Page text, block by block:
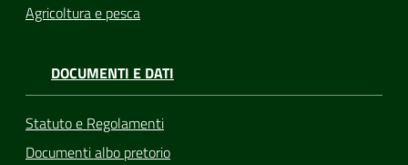
Agricoltura e pesca
DOCUMENTI E DATI
Statuto e Regolamenti
Documenti albo pretorio